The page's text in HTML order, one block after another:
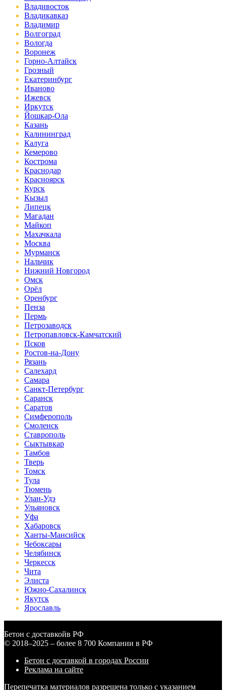
Владивосток
Владикавказ
Владимир
Волгоград
Вологда
Воронеж
Горно-Алтайск
Грозный
Екатеринбург
Иваново
Ижевск
Иркутск
Йошкар-Ола
Казань
Калининград
Калуга
Кемерово
Кострома
Краснодар
Красноярск
Курск
Кызыл
Липецк
Магадан
Майкоп
Махачкала
Москва
Мурманск
Нальчик
Нижний Новгород
Омск
Орёл
Оренбург
Пенза
Пермь
Петрозаводск
Петропавловск-Камчатский
Псков
Ростов-на-Дону
Рязань
Салехард
Самара
Санкт-Петербург
Саранск
Саратов
Симферополь
Смоленск
Ставрополь
Сыктывкар
Тамбов
Тверь
Томск
Тула
Тюмень
Улан-Удэ
Ульяновск
Уфа
Хабаровск
Ханты-Мансийск
Чебоксары
Челябинск
Черкесск
Чита
Элиста
Южно-Сахалинск
Якутск
Ярославль
Бетон с доставкойв РФ
© 2018–2025 – более 8 700 Компании в РФ
Бетон с доставкой в городах России
Реклама на сайте
Перепечатка материалов разрешена только с указанием